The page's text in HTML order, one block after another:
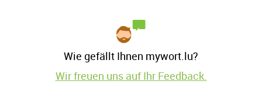
Wie gefällt Ihnen mywort.lu?
Wir freuen uns auf Ihr Feedback.